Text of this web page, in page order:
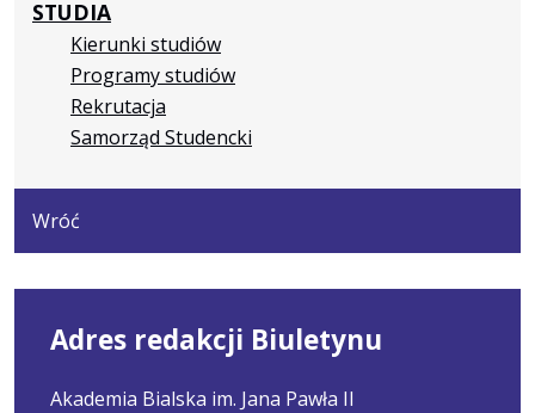
STUDIA
Kierunki studiów
Programy studiów
Rekrutacja
Samorząd Studencki
Wróć
Adres redakcji Biuletynu
Akademia Bialska im. Jana Pawła II